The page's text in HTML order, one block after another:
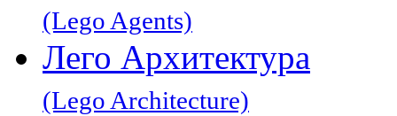
(Lego Agents)
Лего Архитектура
(Lego Architecture)